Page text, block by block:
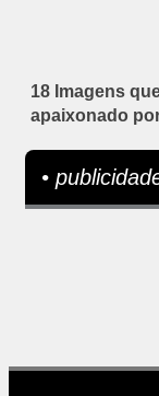
18 Imagens
apaixonado
•